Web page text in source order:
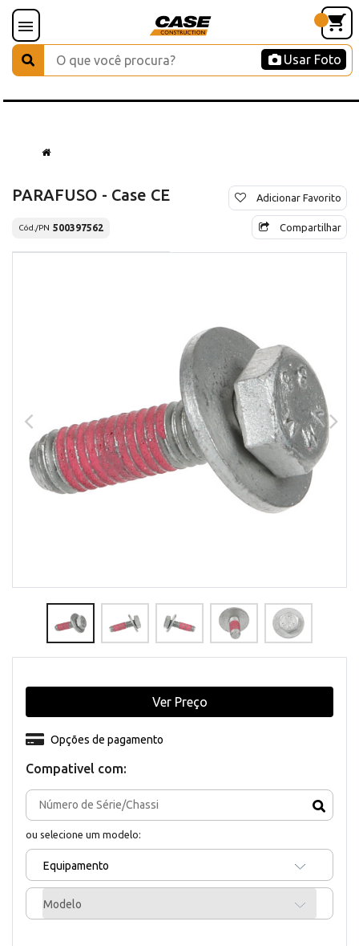
Usar Foto
PARAFUSO - Case CE
Cód./PN 500397562
Adicionar Favorito
Compartilhar
Compativel com:
ou selecione um modelo:
Equipamento
Modelo
Opções de pagamento
Ver Preço